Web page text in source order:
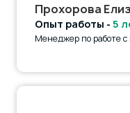
Прохорова
Опыт работы - 5
Менеджер по работе с